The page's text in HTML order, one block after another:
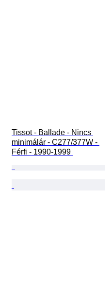
Tissot - Ballade - Nincs
minimálár - C277/377W -
Férfi - 1990-1999